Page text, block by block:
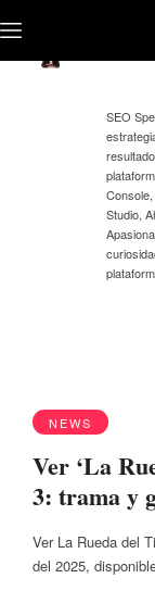
SEO
Studio,
NEWS
Ver ‘La
3: trama y
Ver La Rueda del
del 2025,